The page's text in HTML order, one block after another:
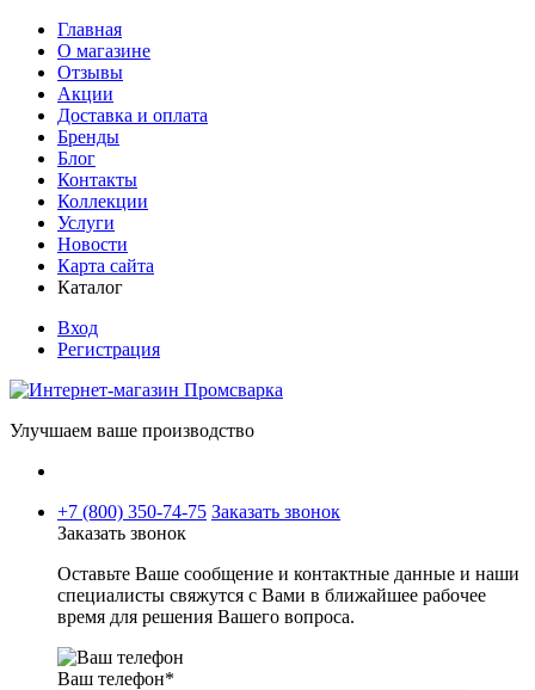
Главная
О магазине
Отзывы
Акции
Доставка и оплата
Бренды
Блог
Контакты
Коллекции
Услуги
Новости
Карта сайта
Каталог
Вход
Регистрация
Улучшаем ваше производство
+7 (800) 350-74-75 Заказать звонок
Заказать звонок
Оставьте Ваше сообщение и контактные данные и наши
специалисты свяжутся с Вами в ближайшее рабочее
время для решения Вашего вопроса.
Ваш телефон*